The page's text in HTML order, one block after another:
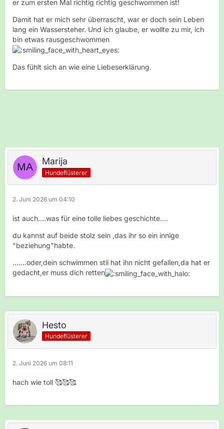
er zum ersten Mal richtig richtig geschwommen ist!
Damit hat er mich sehr überrascht, war er doch sein Leben
lang ein Wassersteher. Und ich glaube, er wollte zu mir, ich
bin etwas rausgeschwommen
Das fühlt sich an wie eine Liebeserklärung.
Marija
Hundeflüsterer
2. Juni 2026 um 04:10
ist auch....was für eine tolle liebes geschichte....
du kannst auf beide stolz sein ,das ihr so ein innige
"beziehung"habte.
.......oder,dein schwimmen stil hat ihn nicht gefallen,da hat er
gedacht,er muss dich retten
Hesto
Hundeflüsterer
2. Juni 2026 um 08:11
hach wie toll 🥰🥰🥰